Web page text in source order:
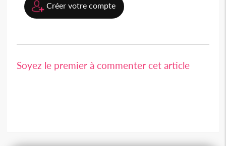
Créer votre compte
Soyez le premier à commenter cet article